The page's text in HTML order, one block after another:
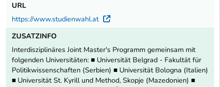
URL
https://www.studienwahl.at
Externer Link
ZUSATZINFO
Interdisziplinäres Joint Master's Programm gemeinsam mit
folgenden Universitäten: ■ Universität Belgrad - Fakultät für
Politikwissenschaften (Serbien) ■ Universität Bologna (Italien)
■ Universität St. Kyrill und Method, Skopje (Mazedonien) ■